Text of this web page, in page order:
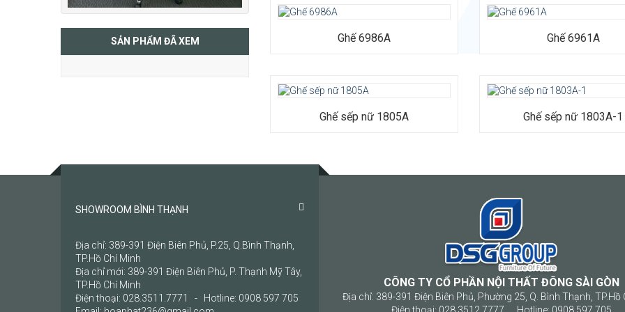
Ghế 6986A Ghế 6961A
Chất liệu: Da nhân tạo, đệm mút bọc PU,
chân ghế hợp kim nhôm cao cấp
Kích thước: Rộng 750 x Sâu 660 x Cao
Ghế sếp nữ 1805A Ghế sếp nữ 1803A-1
SẢN PHẨM ĐÃ XEM
SHOWROOM BÌNH THẠNH
Địa chỉ: 389-391 Điện Biên Phủ, P.25, Q.Bình Thạnh,
TP.Hồ Chí Minh
Địa chỉ mới: 389-391 Điện Biên Phủ, P. Thạnh Mỹ Tây,
TP.Hồ Chí Minh
Điện thoại: 028.3511.7771 - Hotline: 0908 597 705
CÔNG TY CỔ PHẦN NỘI THẤT ĐÔNG SÀI GÒN
Địa chỉ: 389-391 Điện Biên Phủ, Phường 25, Q. Bình Thạnh, TP.Hồ
Điện thoại: 028.3512 7777 Hotline: 0908 597 705